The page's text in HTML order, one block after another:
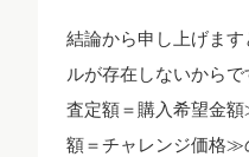
結論から申し上げま
ルが存在しないから
査定額＝購入希望金
額＝チャレンジ価格≫